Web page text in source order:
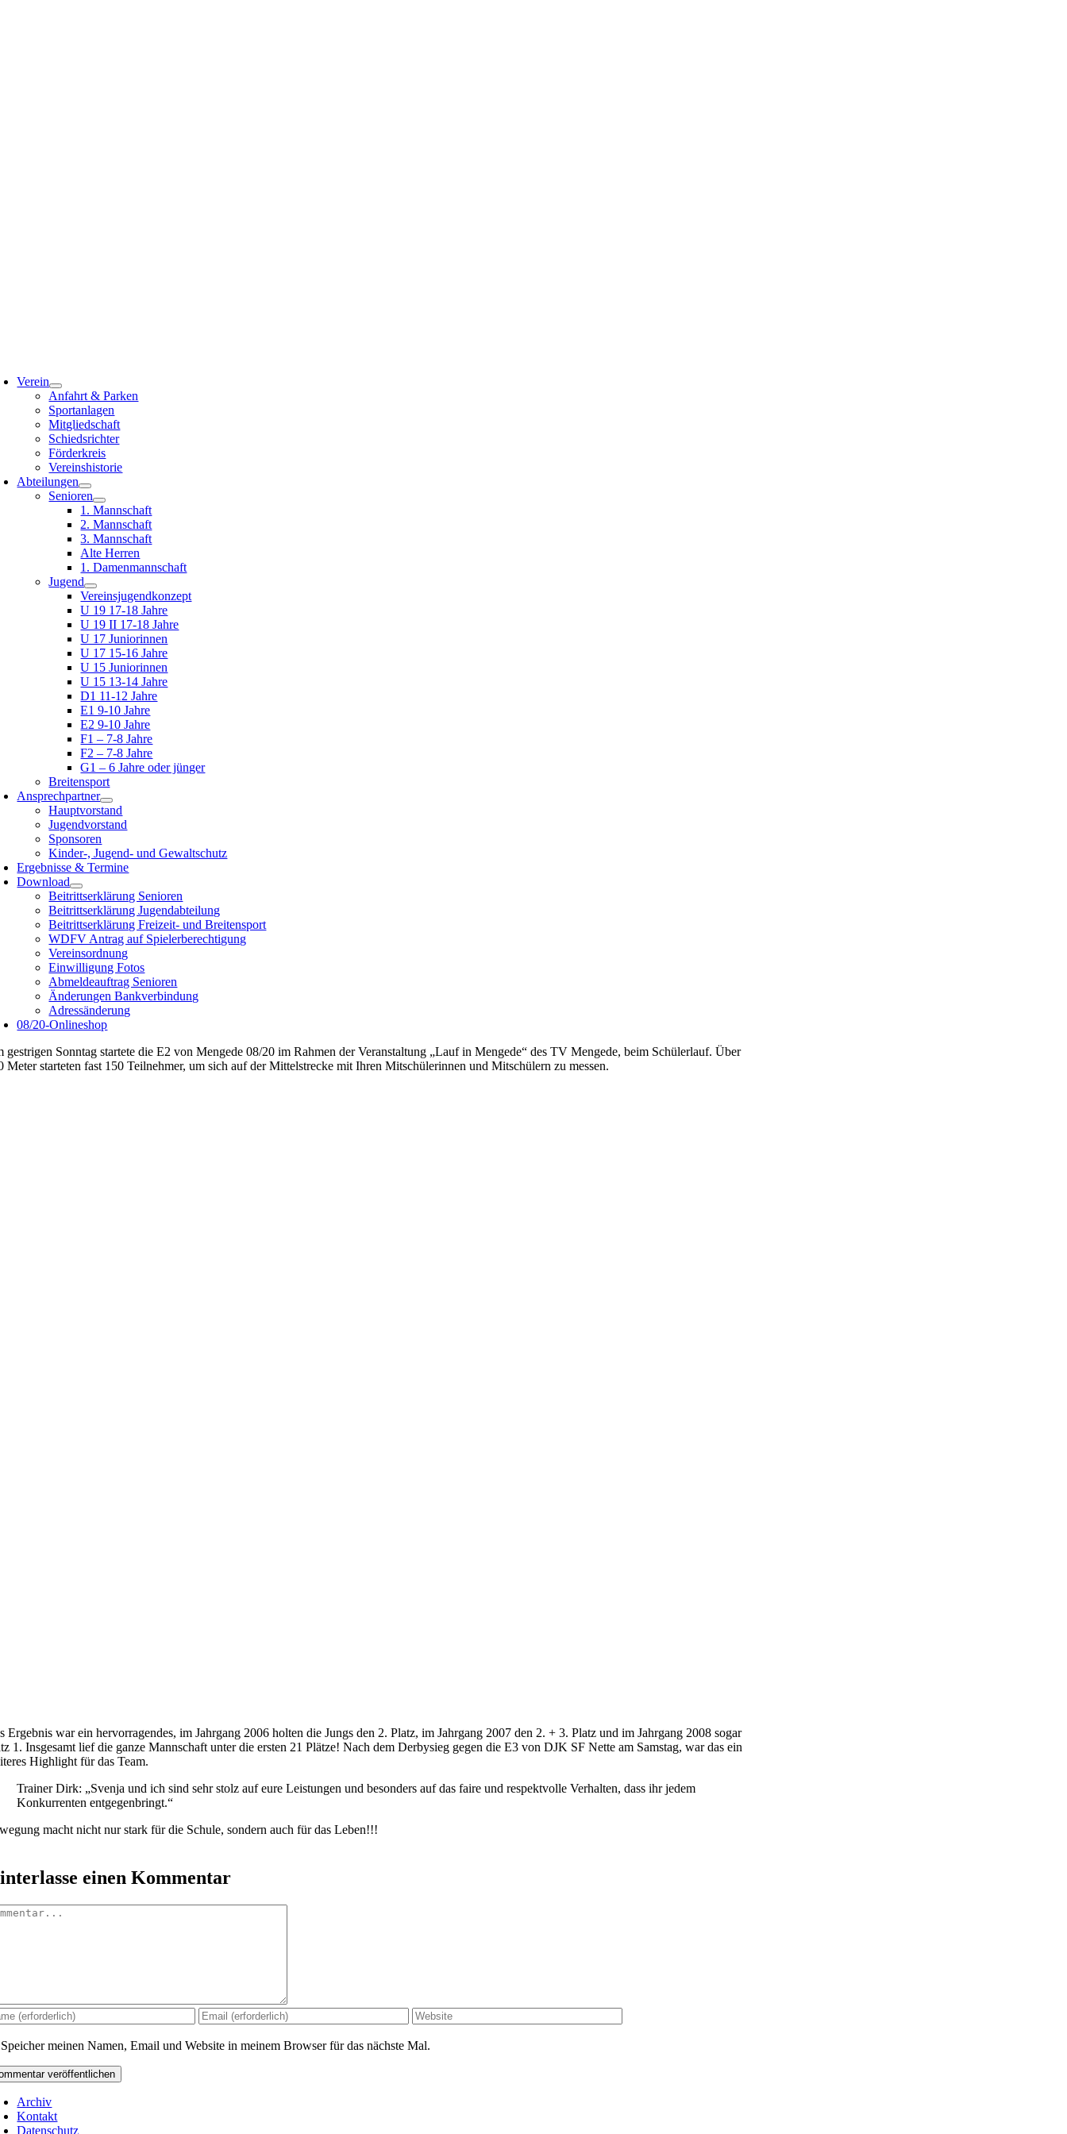
Verein
Anfahrt & Parken
Sportanlagen
Mitgliedschaft
Schiedsrichter
Förderkreis
Vereinshistorie
Abteilungen
Senioren
1. Mannschaft
2. Mannschaft
3. Mannschaft
Alte Herren
1. Damenmannschaft
Jugend
Vereinsjugendkonzept
U 19 17-18 Jahre
U 19 II 17-18 Jahre
U 17 Juniorinnen
U 17 15-16 Jahre
U 15 Juniorinnen
U 15 13-14 Jahre
D1 11-12 Jahre
E1 9-10 Jahre
E2 9-10 Jahre
F1 – 7-8 Jahre
F2 – 7-8 Jahre
G1 – 6 Jahre oder jünger
Breitensport
Ansprechpartner
Hauptvorstand
Jugendvorstand
Sponsoren
Kinder-, Jugend- und Gewaltschutz
Ergebnisse & Termine
Download
Beitrittserklärung Senioren
Beitrittserklärung Jugendabteilung
Beitrittserklärung Freizeit- und Breitensport
WDFV Antrag auf Spielerberechtigung
Vereinsordnung
Einwilligung Fotos
Abmeldeauftrag Senioren
Änderungen Bankverbindung
Adressänderung
08/20-Onlineshop
gestrigen Sonntag startete die E2 von Mengede 08/20 im Rahmen der Veranstaltung „Lauf in Mengede“ des TV Mengede, beim Schülerlauf. Über
Meter starteten fast 150 Teilnehmer, um sich auf der Mittelstrecke mit Ihren Mitschülerinnen und Mitschülern zu messen.
Ergebnis war ein hervorragendes, im Jahrgang 2006 holten die Jungs den 2. Platz, im Jahrgang 2007 den 2. + 3. Platz und im Jahrgang 2008 sogar
1. Insgesamt lief die ganze Mannschaft unter die ersten 21 Plätze! Nach dem Derbysieg gegen die E3 von DJK SF Nette am Samstag, war das ein
Highlight für das Team.
Trainer Dirk: „Svenja und ich sind sehr stolz auf eure Leistungen und besonders auf das faire und respektvolle Verhalten, dass ihr jedem
Konkurrenten entgegenbringt.“
macht nicht nur stark für die Schule, sondern auch für das Leben!!!
einen Kommentar
Speicher meinen Namen, Email und Website in meinem Browser für das nächste Mal.
Archiv
Kontakt
Datenschutz